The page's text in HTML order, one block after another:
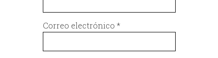
Correo electrónico *